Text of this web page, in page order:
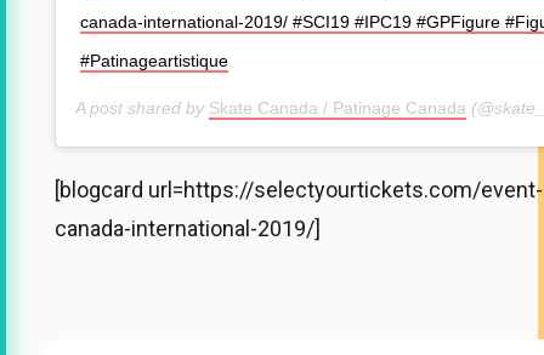
canada-international-2019/ #SCI19 #IPC19 #GPFigure
#Patinageartistique
A post shared by Skate Canada / Patinage Canada
[blogcard url=https://selectyourtickets.com/
canada-international-2019/]